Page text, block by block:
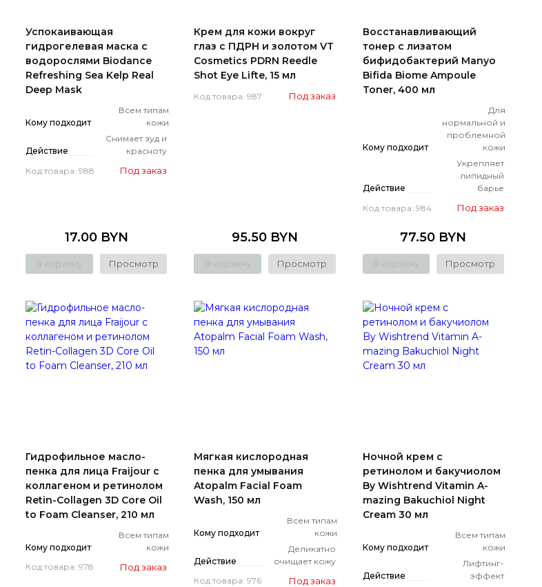
Успокаивающая
гидрогелевая маска с
водорослями Biodance
Refreshing Sea Kelp Real
Deep Mask
Кому подходит
Всем типам
кожи
Действие
Снимает зуд и
красноту
Код товара: 988
Под заказ
17.00 BYN
В корзину Просмотр
Крем для кожи вокруг
глаз с ПДРН и золотом VT
Cosmetics PDRN Reedle
Shot Eye Lifte, 15 мл
Код товара: 987 Под заказ
95.50 BYN
В корзину Просмотр
Восстанавливающий
тонер с лизатом
бифидобактерий Manyo
Bifida Biome Ampoule
Toner, 400 мл
Кому подходит
Для
нормальной и
проблемной
кожи
Действие
Укрепляет
липидный
барье
Код товара: 984
Под заказ
77.50 BYN
В корзину Просмотр
Гидрофильное масло-
пенка для лица Fraijour с
коллагеном и ретинолом
Retin-Collagen 3D Core Oil
to Foam Cleanser, 210 мл
Кому подходит
Всем типам
кожи
Код товара: 978
Под заказ
Мягкая кислородная
пенка для умывания
Atopalm Facial Foam
Wash, 150 мл
Кому подходит
Всем типам
кожи
Действие
Деликатно
очищает кожу
Код товара: 976
Под заказ
Ночной крем с
ретинолом и бакучиолом
By Wishtrend Vitamin A-
mazing Bakuchiol Night
Cream 30 мл
Кому подходит
Всем типам
кожи
Действие
Лифтинг-
эффект